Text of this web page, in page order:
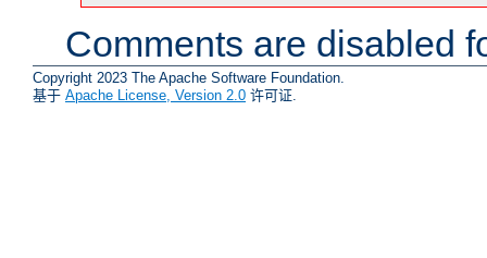
Comments are disabled
Copyright 2023 The Apache Software Foundation.
基于 Apache License, Version 2.0 许可证.